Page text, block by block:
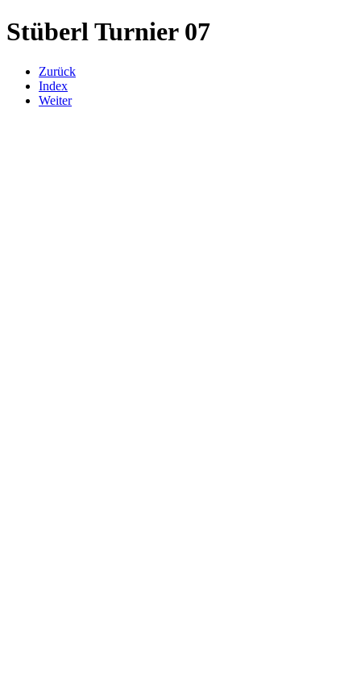
Stüberl Turnier 07
Zurück
Index
Weiter